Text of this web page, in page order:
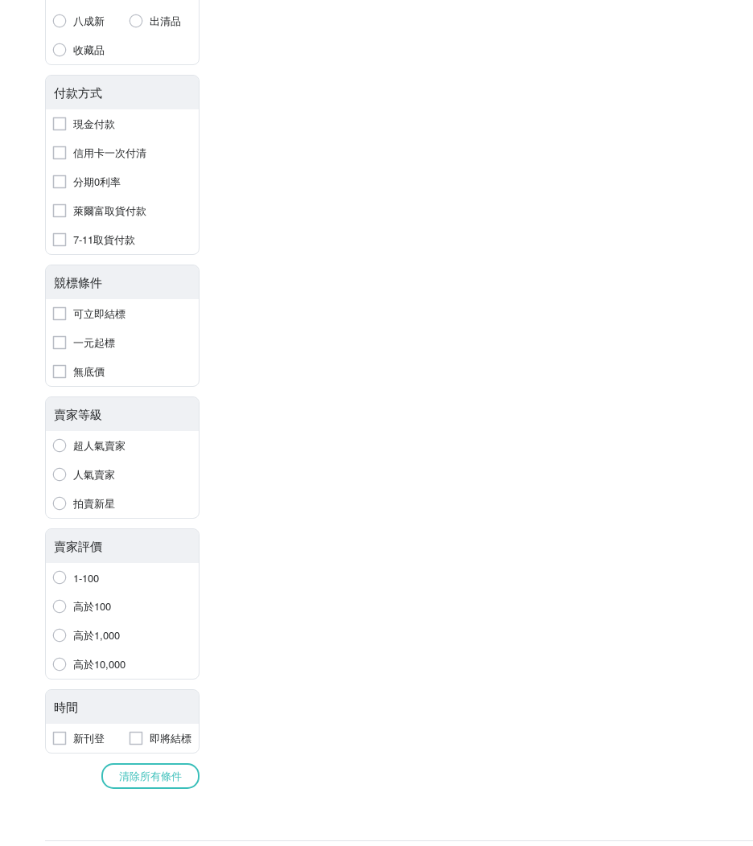
八成新
出清品
收藏品
付款方式
現金付款
信用卡一次付清
分期0利率
萊爾富取貨付款
7-11取貨付款
競標條件
可立即結標
一元起標
無底價
賣家等級
超人氣賣家
人氣賣家
拍賣新星
賣家評價
1-100
高於100
高於1,000
高於10,000
時間
新刊登 即將結標
清除所有條件